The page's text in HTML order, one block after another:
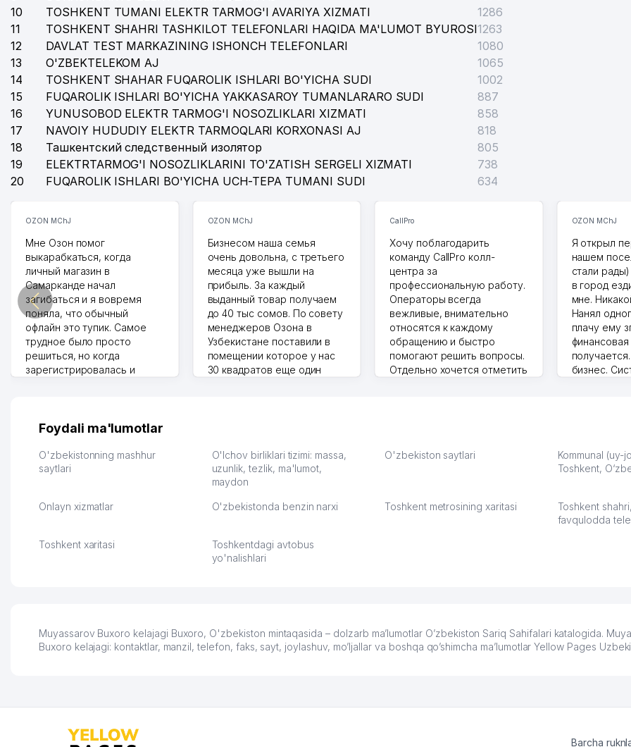
10
TOSHKENT TUMANI ELEKTR TARMOG'I AVARIYA XIZMATI
1286
11
TOSHKENT SHAHRI TASHKILOT TELEFONLARI HAQIDA MA'LUMOT BYUROSI1263
12
DAVLAT TEST MARKAZINING ISHONCH TELEFONLARI
1080
13
O'ZBEKTELEKOM AJ
1065
14
TOSHKENT SHAHAR FUQAROLIK ISHLARI BO'YICHA SUDI
1002
15
FUQAROLIK ISHLARI BO'YICHA YAKKASAROY TUMANLARARO SUDI
887
16
YUNUSOBOD ELEKTR TARMOG'I NOSOZLIKLARI XIZMATI
858
17
NAVOIY HUDUDIY ELEKTR TARMOQLARI KORXONASI AJ
818
18
Ташкентский следственный изолятор
805
19
ELEKTRTARMOG'I NOSOZLIKLARINI TO'ZATISH SERGELI XIZMATI
738
20
FUQAROLIK ISHLARI BO'YICHA UCH-TEPA TUMANI SUDI 634
OZON MChJ
Мне Озон помог
выкарабкаться, когда
личный магазин в
Самарканде начал
загибаться и я вовремя
поняла, что обычный
офлайн это тупик. Самое
трудное было просто
решиться, но когда
зарегистрировалась и
на себя доставку до
хранение бесплатное
первый год, хорошая
результаты. В последнее
много заказывают, а
OZON MChJ
Бизнесом наша семья
очень довольна, с третьего
месяца уже вышли на
прибыль. За каждый
выданный товар получаем
до 40 тыс сомов. По совету
менеджеров Озона в
Узбекистане поставили в
помещении которое у нас
30 квадратов еще один
мышки и вообще все что
людям часто надо
Камат 31.07.2026 17:50:36
CallPro
Хочу поблагодарить
команду CallPro колл-
центра за
профессиональную работу.
Операторы всегда
вежливые, внимательно
относятся к каждому
обращению и быстро
помогают решить вопросы.
Отдельно хочется отметить
обслуживания клиентов.
Vip Brand 31.07.2026 11:43:39
OZON MChJ
Я открыл
нашем
стали
в город
мне.
Нанял
плачу ему
бизнес.
тут у нас
Выгодное
Foydali ma'lumotlar
O'zbekistonning mashhur
saytlari
O'lchov birliklari tizimi: massa,
uzunlik, tezlik, ma'lumot,
maydon
O'zbekiston saytlari
Kommunal (uy-
Toshkent,
Onlayn xizmatlar O'zbekistonda benzin narxi Toshkent metrosining xaritasi
Toshkent
favqulodda
Toshkent xaritasi
Toshkentdagi avtobus
yo'nalishlari
Muyassarov Buxoro kelajagi Buxoro, O'zbekiston mintaqasida – dolzarb ma’lumotlar O’zbekiston Sariq Sahifalari katalogida.
Buxoro kelajagi: kontaktlar, manzil, telefon, faks, sayt, joylashuv, mo’ljallar va boshqa qo’shimcha ma’lumotlar Yellow Pages
Barcha